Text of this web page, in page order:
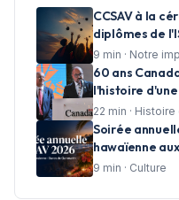
CCSAV à la
diplômes de
réussite et
demain
9 min · Notre
60 ans
l'histoire
en photos par
22 min · Histoire
Soirée
hawaïenne
9 min · Culture